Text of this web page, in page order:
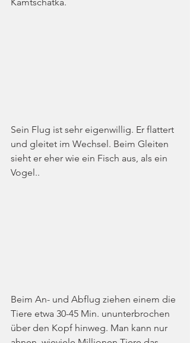
Kamtschatka.
Sein Flug ist sehr eigenwillig. Er flattert
und gleitet im Wechsel. Beim Gleiten
sieht er eher wie ein Fisch aus, als ein
Vogel..
Beim An- und Abflug ziehen einem die
Tiere etwa 30-45 Min. ununterbrochen
über den Kopf hinweg. Man kann nur